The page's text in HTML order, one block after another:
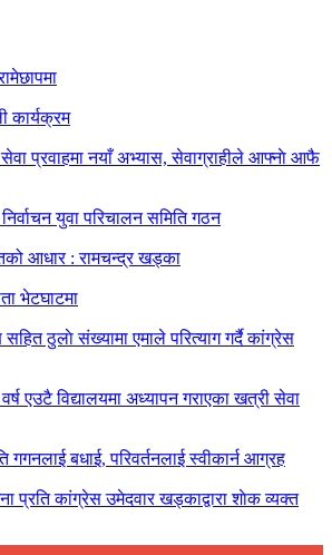
कार्यक्रम
सेवा प्रवाहमा नयाँ अभ्यास, सेवाग्राहीले आफ्नाे आफै
युवा परिचालन समिति गठन
आधार : रामचन्द्र खड्का
भेटघाटमा
सहित ठुलाे संख्यामा एमाले परित्याग गर्दै कांग्रेस
एउटै विद्यालयमा अध्यापन गराएका खत्री सेवा
बधाई, परिवर्तनलाई स्वीकार्न आग्रह
प्रति कांग्रेस उमेदवार खड्काद्वारा शाेक व्यक्त